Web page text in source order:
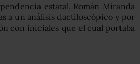
estatal, Román Miranda
a un análisis dactiloscópico y por
con iniciales que el cual portaba